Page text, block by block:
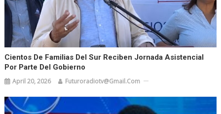
Cientos De Familias Del Sur Reciben Jornada Asistencial
Por Parte Del Gobierno
April 20, 2026 Futuroradiotv@gmail.com